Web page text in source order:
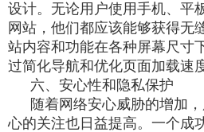
设计。无论用户使用手机、平
网站，他们都应该能够获得无
站内容和功能在各种屏幕尺寸
过简化导航和优化页面加载速
六、安心性和隐私保护
随着网络安心威胁的增加
心的关注也日益提高。一个成